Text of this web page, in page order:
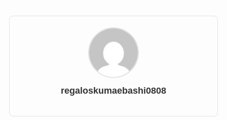
regaloskumaebashi0808